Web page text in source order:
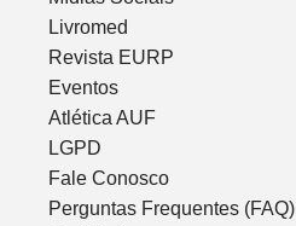
Livromed
Revista EURP
Eventos
Atlética AUF
LGPD
Fale Conosco
Perguntas Frequentes (FAQ)